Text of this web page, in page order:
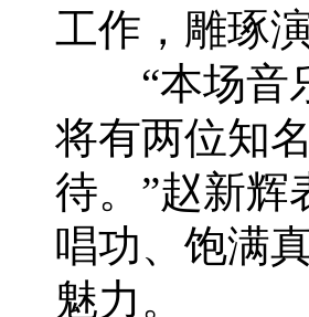
工作，雕琢
“本场音乐
将有两位知
待。”赵新辉
唱功、饱满
魅力。